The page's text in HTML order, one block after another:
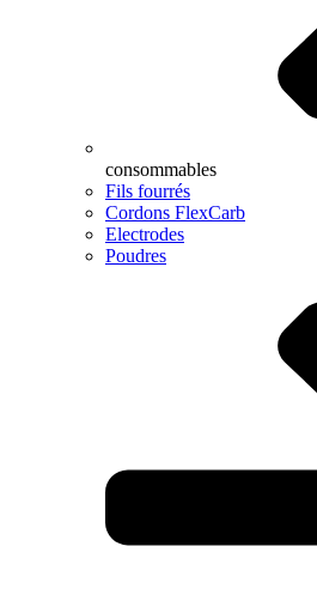
consommables
Fils fourrés
Cordons FlexCarb
Electrodes
Poudres